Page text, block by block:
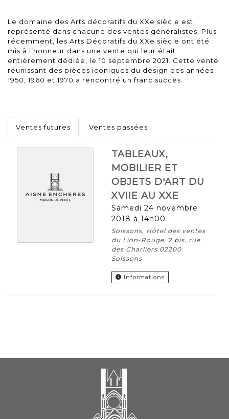
Le domaine des Arts décoratifs du XXe siècle est
représenté dans chacune des ventes généralistes. Plus
récemment, les Arts Décoratifs du XXe siècle ont été
mis à l’honneur dans une vente qui leur était
entièrement dédiée, le 10 septembre 2021. Cette vente
réunissant des pièces iconiques du design des années
1950, 1960 et 1970 a rencontré un franc succès.
Ventes futures Ventes passées
TABLEAUX,
MOBILIER ET
OBJETS D'ART DU
XVIIE AU XXE
samedi 24 novembre
2018 à 14h00
Soissons, Hôtel des ventes
du Lion-Rouge, 2 bis, rue
des Charliers 02200
Soissons
Informations